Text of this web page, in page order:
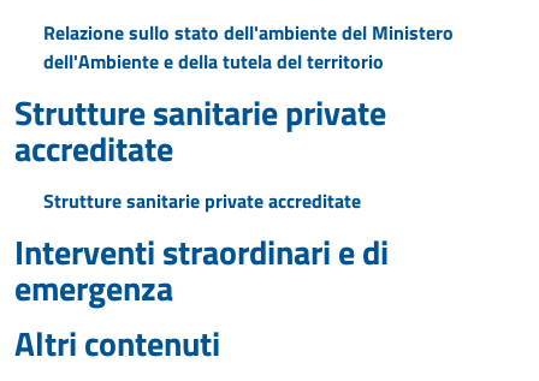
Relazione sullo stato dell'ambiente del Ministero
dell'Ambiente e della tutela del territorio
Strutture sanitarie private
accreditate
Strutture sanitarie private accreditate
Interventi straordinari e di
emergenza
Altri contenuti